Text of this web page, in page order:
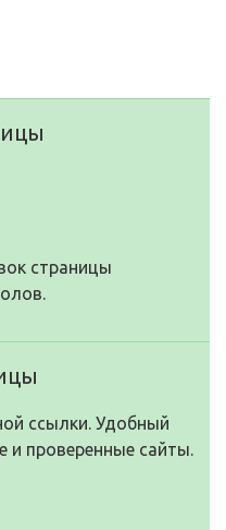
страницы
ссылки. Удобный
и проверенные сайты.